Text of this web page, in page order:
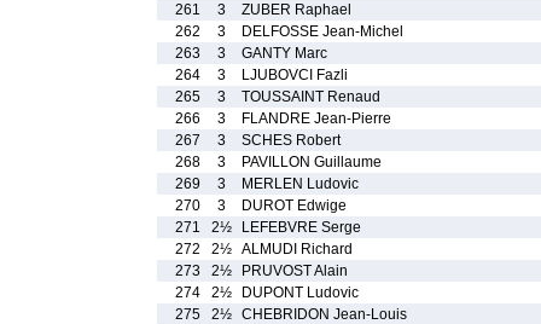
261
3
ZUBER Raphael
262
3
DELFOSSE Jean-Michel
263
3
GANTY Marc
264
3
LJUBOVCI Fazli
265
3
TOUSSAINT Renaud
266
3
FLANDRE Jean-Pierre
267
3
SCHES Robert
268
3
PAVILLON Guillaume
269
3
MERLEN Ludovic
270
3
DUROT Edwige
271
2½
LEFEBVRE Serge
272
2½
ALMUDI Richard
273
2½
PRUVOST Alain
274
2½
DUPONT Ludovic
275
2½
CHEBRIDON Jean-Louis